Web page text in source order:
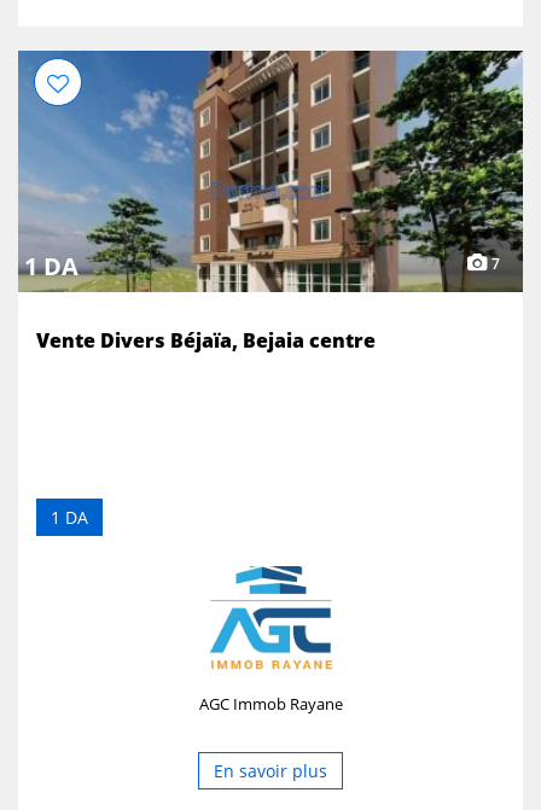
1 DA 7
Vente Divers Béjaïa, Bejaia centre
1 DA
AGC Immob Rayane
En savoir plus